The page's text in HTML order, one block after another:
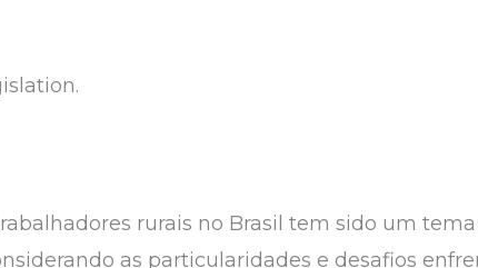
rurais no Brasil tem sido um
as particularidades e desafios